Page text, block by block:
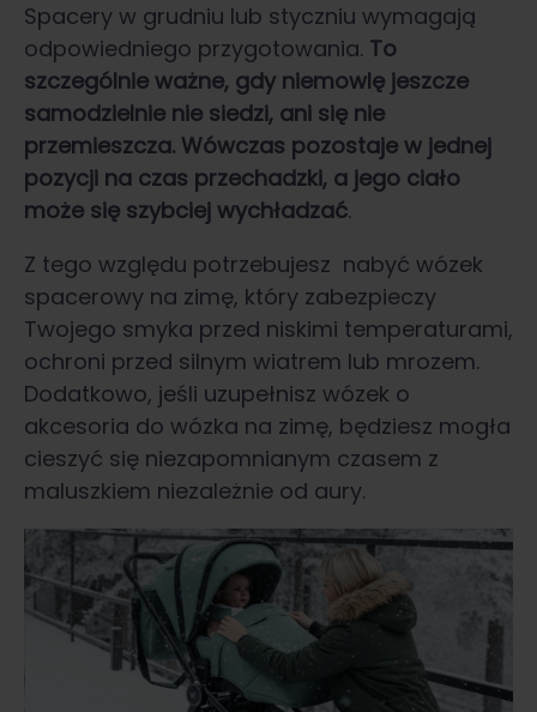
Spacery w grudniu lub styczniu wymagają
odpowiedniego przygotowania. To
szczególnie ważne, gdy niemowlę jeszcze
samodzielnie nie siedzi, ani się nie
przemieszcza. Wówczas pozostaje w jednej
pozycji na czas przechadzki, a jego ciało
może się szybciej wychładzać.
Z tego względu potrzebujesz nabyć wózek
spacerowy na zimę, który zabezpieczy
Twojego smyka przed niskimi temperaturami,
ochroni przed silnym wiatrem lub mrozem.
Dodatkowo, jeśli uzupełnisz wózek o
akcesoria do wózka na zimę, będziesz mogła
cieszyć się niezapomnianym czasem z
maluszkiem niezależnie od aury.